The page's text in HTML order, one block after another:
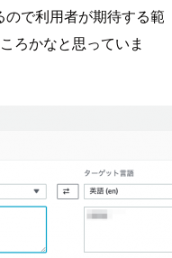
で利用者が期待する範
ろかなと思っていま